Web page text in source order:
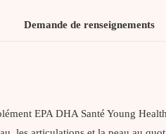
Demande de renseignements
EPA DHA Santé Young